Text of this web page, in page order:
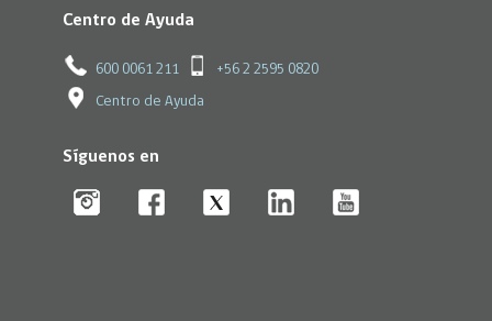
Centro de Ayuda
600 0061 211 +56 2 2595 0820
Centro de Ayuda
Síguenos en